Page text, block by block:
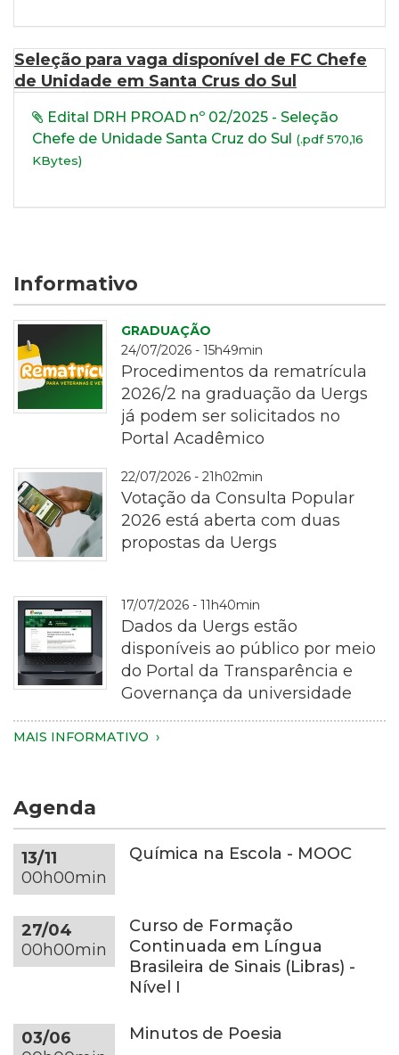
Seleção para vaga disponível de FC Chefe
de Unidade em Santa Crus do Sul
Edital DRH PROAD nº 02/2025 - Seleção
Chefe de Unidade Santa Cruz do Sul (.pdf 570,16
KBytes)
Informativo
GRADUAÇÃO
24/07/2026 - 15h49min
Procedimentos da rematrícula
2026/2 na graduação da Uergs
já podem ser solicitados no
Portal Acadêmico
Fotografia
em
plano
aproximado
de
pessoa
segurando
com
as
duas
mãos.
Apenas
as
mãos,
parte
e
do
22/07/2026 - 21h02min
Votação da Consulta Popular
2026 está aberta com duas
propostas da Uergs
Imagem
de
de
cor
cinza-
escura
sobre
uma
mesa
redonda
tonalidade,
em
17/07/2026 - 11h40min
Dados da Uergs estão
disponíveis ao público por meio
do Portal da Transparência e
Governança da universidade
MAIS INFORMATIVO
Agenda
13/11
00h00min
Química na Escola - MOOC
27/04
00h00min
Curso de Formação
Continuada em Língua
Brasileira de Sinais (Libras) -
Nível I
03/06
Minutos de Poesia